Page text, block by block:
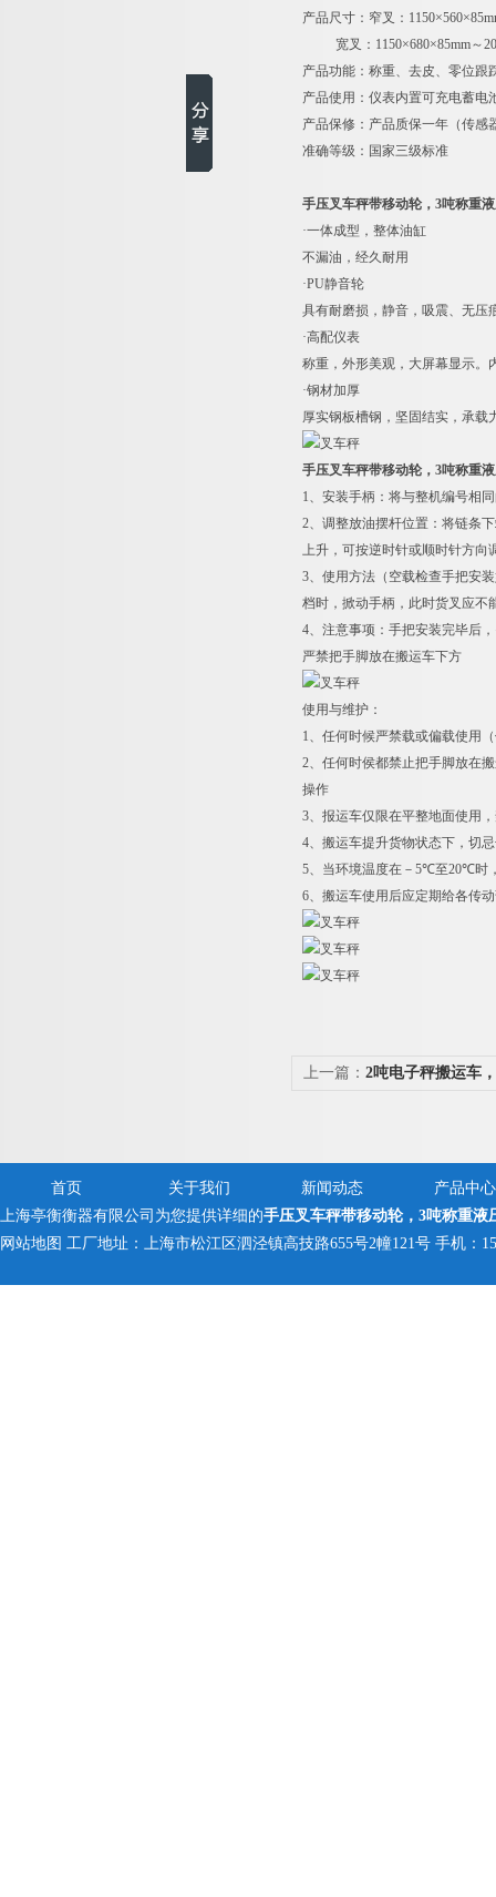
产品尺寸：窄叉：
宽叉：1150×680×85mm～
产品功能：称重、去皮、零位跟
产品使用：仪表内置可充电蓄电
产品保修：产品质保一年（传感
准确等级：国家三级标准
手压叉车秤带移动轮，3吨称重
·一体成型，整体油缸
不漏油，经久耐用
·PU静音轮
具有耐磨损，静音，吸震、无压
·高配仪表
称重，外形美观，大屏幕显示。
·钢材加厚
厚实钢板槽钢，坚固结实，承载
手压叉车秤带移动轮，3吨称重
1、安装手柄：将与整机编号相
2、调整放油摆杆位置：将链条
上升，可按逆时针或顺时针方向
3、使用方法（空载检查手把安
档时，掀动手柄，此时货叉应不
4、注意事项：手把安装完毕后
严禁把手脚放在搬运车下方
使用与维护：
1、任何时候严禁载或偏载使用
2、任何时侯都禁止把手脚放在
操作
3、报运车仅限在平整地面使用
4、搬运车提升货物状态下，切
5、当环境温度在－5℃至20℃时
6、搬运车使用后应定期给各传
上一篇： 2吨电子秤搬运车
首页 关于我们 新闻动态
产品中心
上海亭衡衡器有限公司为您提供详细的手压叉车秤带移动轮，3吨称重液
网站地图 工厂地址：上海市松江区泗泾镇高技路655号2幢121号 手机：